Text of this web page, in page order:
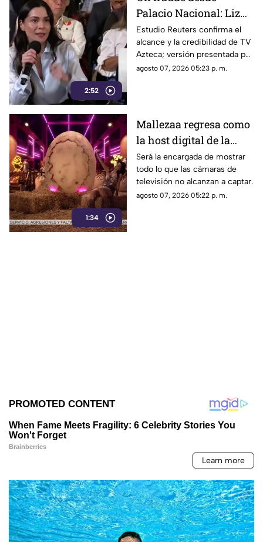
2:52
Palacio Nacional: Liz
Vilchis intentó
desvirtuar estudio de
Reuters sobre la
credibilidad de TV
Estudio Reuters confirma el
alcance y la credibilidad de TV
Azteca; versión presentada por
Liz Vilchis fue cuestionada al
agosto 07, 2026 05:23 p. m.
1:34
Mallezaa regresa como
la host digital de la
segunda temporada de
La Granja VIP
Será la encargada de mostrar
todo lo que las cámaras de
televisión no alcanzan a captar.
agosto 07, 2026 05:22 p. m.